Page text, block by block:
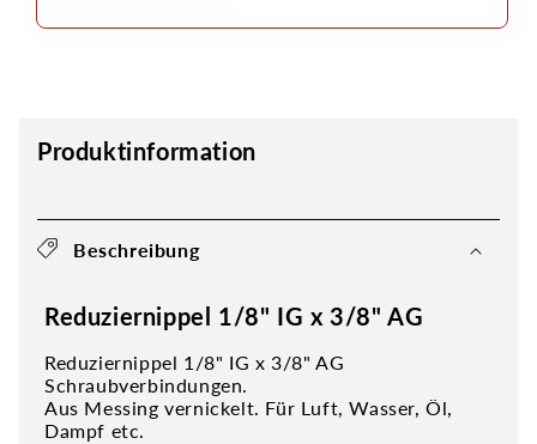
Produktinformation
Beschreibung
Reduziernippel 1/8" IG x 3/8" AG
Reduziernippel 1/8" IG x 3/8" AG
Schraubverbindungen.
Aus Messing vernickelt. Für Luft, Wasser, Öl,
Dampf etc.